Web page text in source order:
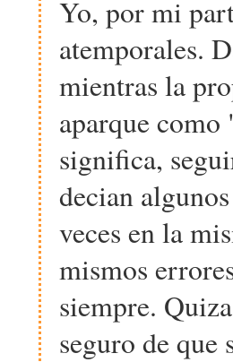
Yo, por mi
atemporales.
mientras la
aparque
significa,
decian
veces en la
mismos
siempre.
seguro de que